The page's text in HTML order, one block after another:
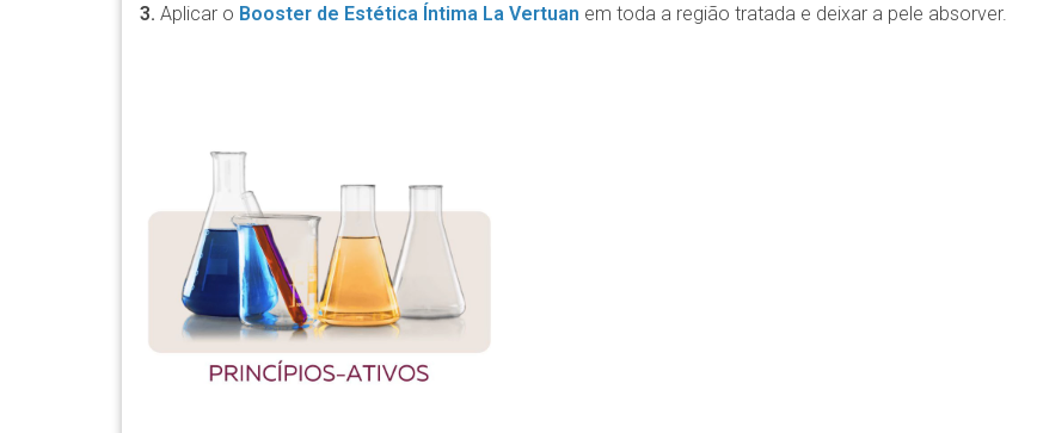
3. Aplicar o Booster de Estética Íntima La Vertuan em toda a região tratada e deixar a pele absorver.